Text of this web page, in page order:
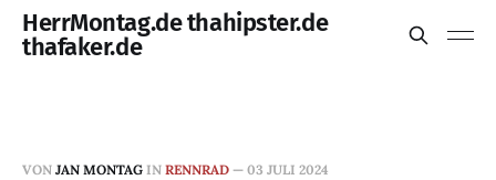
HerrMontag.de thahipster.de
thafaker.de
VON JAN MONTAG IN RENNRAD — 03 JULI 2024